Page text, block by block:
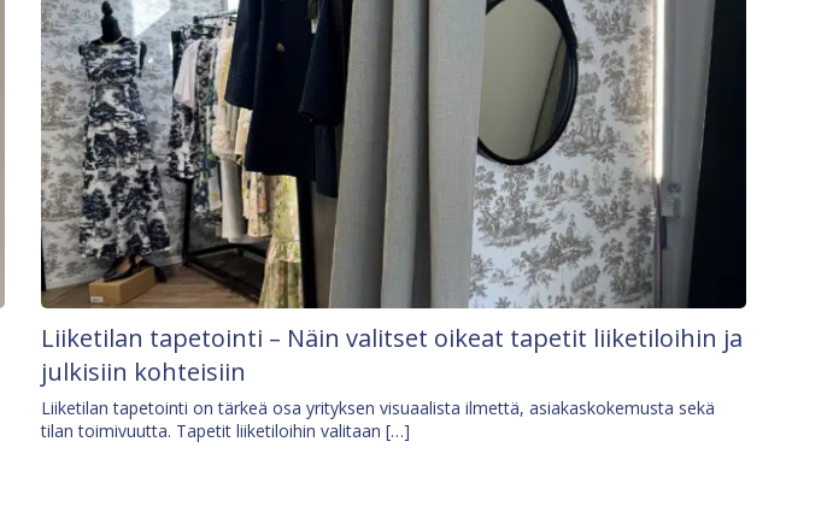
Liiketilan tapetointi – Näin valitset oikeat tapetit liiketiloihin ja
julkisiin kohteisiin
Liiketilan tapetointi on tärkeä osa yrityksen visuaalista ilmettä, asiakaskokemusta sekä
tilan toimivuutta. Tapetit liiketiloihin valitaan […]